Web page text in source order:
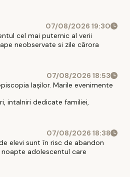
07/08/2026 19:30
cel mai puternic al verii
neobservate si zile cărora
07/08/2026 18:53
Iașilor. Marile evenimente
intalniri dedicate familiei,
07/08/2026 18:38
elevi sunt în risc de abandon
adolescentul care